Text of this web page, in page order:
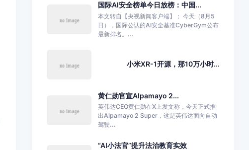
国际AI安全榜单今日放榜：中国...
本文转自【央视新闻客户端】； 今天（8月5
日），国际公认的AI安全基准CyberGym公布
最新排名。...
小米XR-1开源，那10万小时...
黄仁勋官宣Alpamayo 2...
英伟达CEO黄仁勋在X上发文称，今天正式推
出Alpamayo 2 Super，这是英伟达面向自动
驾驶...
“AI小法官”提升法治教育实效